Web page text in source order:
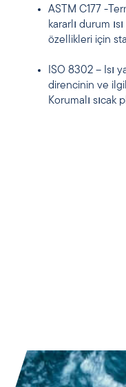
ASTM C177 -
kararlı durum
özellikleri için
ISO 8302 – Isı
direncinin ve
Korumalı sıcak